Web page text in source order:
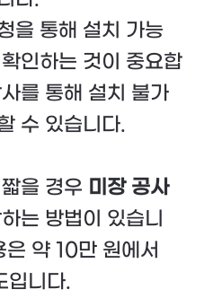
을 통해 설치 가능
인하는 것이 중요합
를 통해 설치 불가
수 있습니다.
을 경우 미장 공사
는 방법이 있습니
은 약 10만 원에서
입니다.